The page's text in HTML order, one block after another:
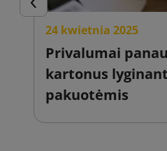
Ankstesnis
24 kwietnia 2025
Privalumai
kartonus
pakuotėmis